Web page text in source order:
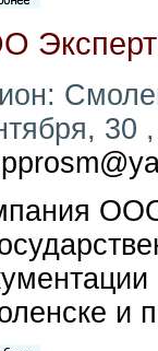
30
и